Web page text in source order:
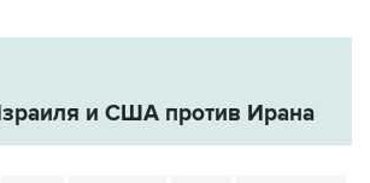
и США против Ирана